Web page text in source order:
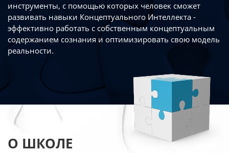
инструменты, с помощью которых человек сможет
развивать навыки Концептуального Интеллекта -
эффективно работать с собственным концептуальным
содержанием сознания и оптимизировать свою модель
реальности.
О ШКОЛЕ